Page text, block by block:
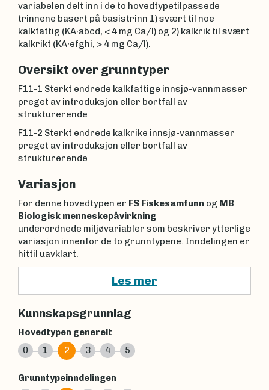
variabelen delt inn i de to hovedtypetilpassede
trinnene basert på basistrinn 1) svært til noe
kalkfattig (KA·abcd, < 4 mg Ca/l) og 2) kalkrik til svært
kalkrikt (KA∙efghi, > 4 mg Ca/l).
Oversikt over grunntyper
F11-1 Sterkt endrede kalkfattige innsjø-vannmasser
preget av introduksjon eller bortfall av
strukturerende
F11-2 Sterkt endrede kalkrike innsjø-vannmasser
preget av introduksjon eller bortfall av
strukturerende
Variasjon
For denne hovedtypen er FS Fiskesamfunn og MB
Biologisk menneskepåvirkning
underordnede miljøvariabler som beskriver ytterlige
variasjon innenfor de to grunntypene. Inndelingen er
hittil uavklart.
Les mer
Kunnskapsgrunnlag
Hovedtypen generelt
0
1 2 3 4 5
Grunntypeinndelingen